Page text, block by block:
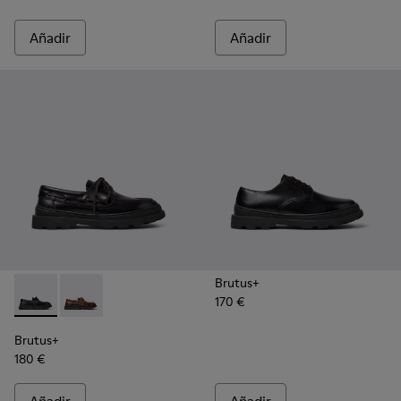
Añadir Añadir
Brutus+ - K101067-002 - Zapatos náuticos de piel negros
Brutus+ - K101067-001 - Mocasines marrones de
Brutus+
180 €
Brutus+
170 €